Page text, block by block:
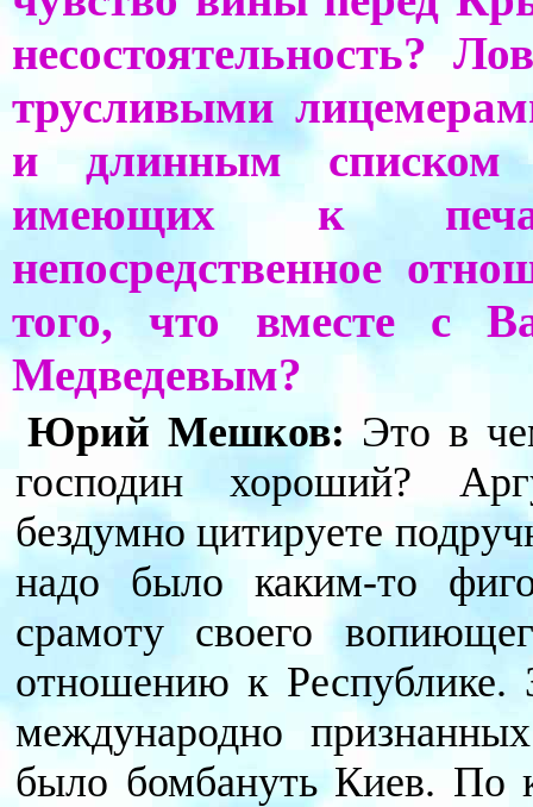
несостоятельность?
трусливыми
и длинным
имеющих к
непосредственное
того, что вместе с
Медведевым?
Юрий Мешков: Это в
господин хороший?
бездумно цитируете
надо было каким-то
срамоту своего
отношению к Республике.
международно
было бомбануть Киев. По